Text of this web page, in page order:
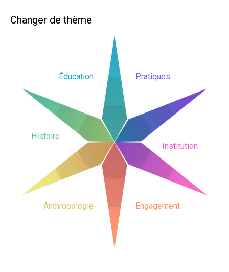
Changer de thème
Éducation Pratiques
Institution
Engagement
Anthropologie
Histoire